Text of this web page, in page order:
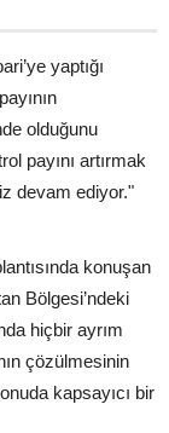
yaptığı
olduğunu
payını artırmak
devam ediyor."
konuşan
Bölgesi’ndeki
hiçbir ayrım
çözülmesinin
kapsayıcı bir